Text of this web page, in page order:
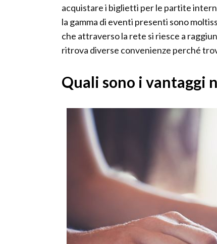
acquistare i biglietti per le partite
la gamma di eventi presenti sono
che attraverso la rete si riesce a
ritrova diverse convenienze perché
Quali sono i vantaggi